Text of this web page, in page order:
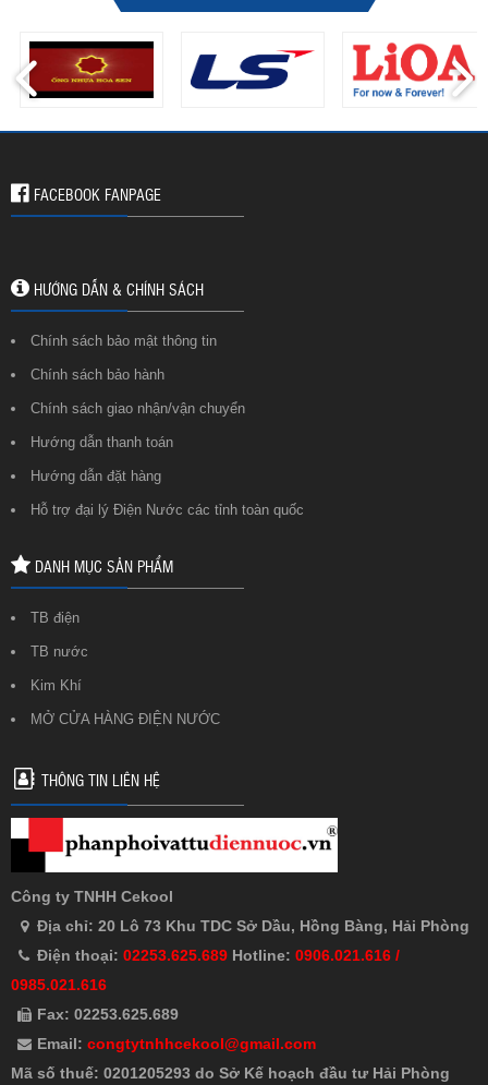
FACEBOOK FANPAGE
HƯỚNG DẪN & CHÍNH SÁCH
Chính sách bảo mật thông tin
Chính sách bảo hành
Chính sách giao nhận/vận chuyển
Hướng dẫn thanh toán
Hướng dẫn đặt hàng
Hỗ trợ đại lý Điện Nước các tỉnh toàn quốc
DANH MỤC SẢN PHẨM
TB điện
TB nước
Kim Khí
MỞ CỬA HÀNG ĐIỆN NƯỚC
THÔNG TIN LIÊN HỆ
Công ty TNHH Cekool
Địa chỉ: 20 Lô 73 Khu TDC Sở Dầu, Hồng Bàng, Hải Phòng
Điện thoại: 02253.625.689 Hotline: 0906.021.616 /
0985.021.616
Fax: 02253.625.689
Email: congtytnhhcekool@gmail.com
Mã số thuế: 0201205293 do Sở Kế hoạch đầu tư Hải Phòng